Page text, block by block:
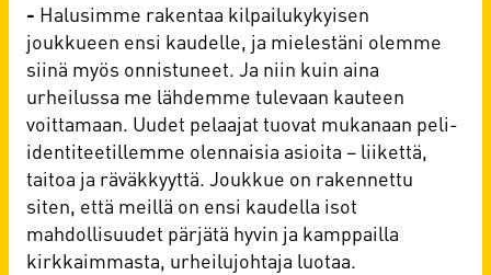
- Halusimme rakentaa kilpailukykyisen
joukkueen ensi kaudelle, ja mielestäni olemme
siinä myös onnistuneet. Ja niin kuin aina
urheilussa me lähdemme tulevaan kauteen
voittamaan. Uudet pelaajat tuovat mukanaan peli-
identiteetillemme olennaisia asioita – liikettä,
taitoa ja räväkkyyttä. Joukkue on rakennettu
siten, että meillä on ensi kaudella isot
mahdollisuudet pärjätä hyvin ja kamppailla
kirkkaimmasta, urheilujohtaja luotaa.